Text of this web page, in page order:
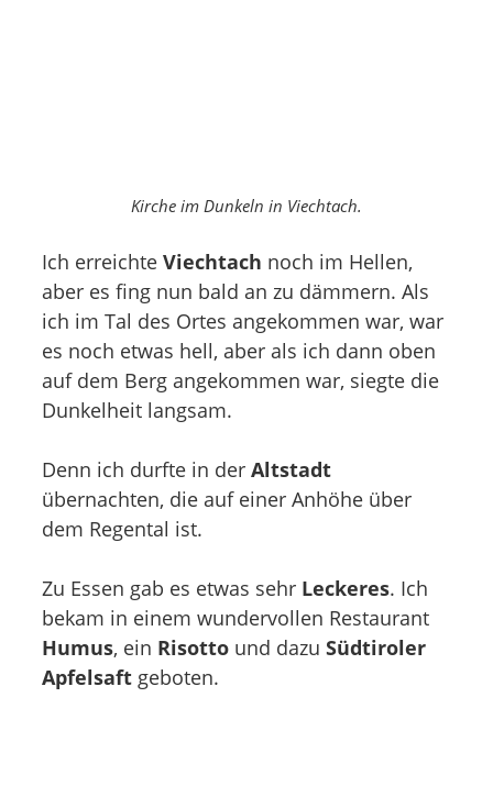
Kirche im Dunkeln in Viechtach.
Ich erreichte Viechtach noch im Hellen,
aber es fing nun bald an zu dämmern. Als
ich im Tal des Ortes angekommen war, war
es noch etwas hell, aber als ich dann oben
auf dem Berg angekommen war, siegte die
Dunkelheit langsam.
Denn ich durfte in der Altstadt
übernachten, die auf einer Anhöhe über
dem Regental ist.
Zu Essen gab es etwas sehr Leckeres. Ich
bekam in einem wundervollen Restaurant
Humus, ein Risotto und dazu Südtiroler
Apfelsaft geboten.